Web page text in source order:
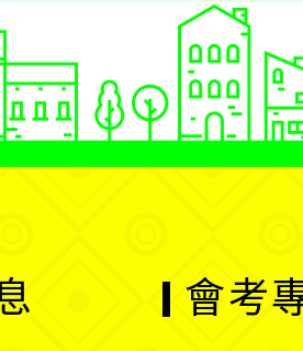
會考